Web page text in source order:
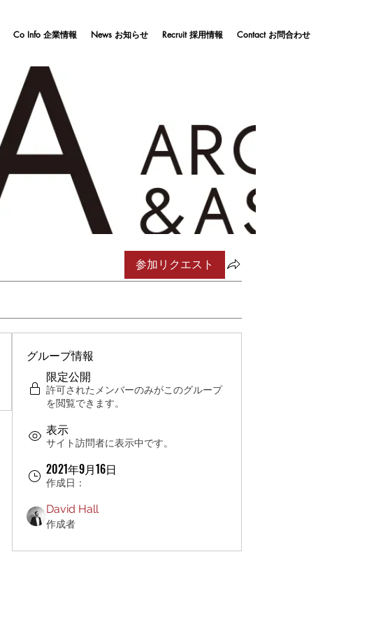
Co Info 企業情報 News お知らせ Recruit 採用情報 Contact お問合わせ
参加リクエスト
グループ情報
限定公開
許可されたメンバーのみがこのグループ
を閲覧できます。
表示
サイト訪問者に表示中です。
2021年9月16日
作成日：
David Hall
作成者